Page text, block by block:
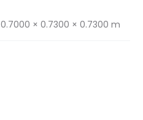
0.7000 × 0.7300 × 0.7300 m